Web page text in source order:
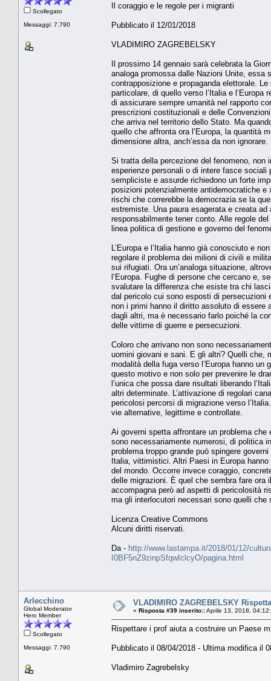
Scollegato
Messaggi: 7.790
Il coraggio e le regole per i migranti
Pubblicato il 12/01/2018
VLADIMIRO ZAGREBELSKY
Il prossimo 14 gennaio sarà celebrata la
analoga promossa dalle Nazioni Unite, essa
contrapposizione e propaganda elettorale.
particolare, di quello verso l’Italia e
di assicurare sempre umanità nel rapporto
prescrizioni costituzionali e delle
che arriva nel territorio dello Stato. Ma
quello che affronta ora l’Europa, la quantità
dimensione altra, anch’essa da non ignorare.
Si tratta della percezione del fenomeno, non
esperienze personali o di intere fasce sociali
sempliciste e assurde richiedono un forte
posizioni potenzialmente antidemocratiche
rischi che correrebbe la democrazia se la
estremiste. Una paura esagerata e creata
responsabilmente tener conto. Alle regole
linea politica di gestione e governo del
L’Europa e l’Italia hanno già conosciuto e
regolare il problema dei milioni di civili e
sui rifugiati. Ora un’analoga situazione,
l’Europa. Fughe di persone che cercano e,
svalutare la differenza che esiste tra chi
dal pericolo cui sono esposti di
non i primi hanno il diritto assoluto di
dagli altri, ma è necessario farlo poiché la
delle vittime di guerre e persecuzioni.
Coloro che arrivano non sono
uomini giovani e sani. E gli altri? Quelli che,
modalità della fuga verso l’Europa hanno
questo motivo e non solo per prevenire le
l’unica che possa dare risultati liberando
altri determinate. L’attivazione di regolari
pericolosi percorsi di migrazione verso
vie alternative, legittime e controllate.
Ai governi spetta affrontare un problema
sono necessariamente numerosi, di politica
problema troppo grande può spingere
Italia, vittimistici. Altri Paesi in Europa
del mondo. Occorre invece coraggio,
delle migrazioni. È quel che sembra fare
accompagna però ad aspetti di pericolosità
ma gli interlocutori necessari sono quelli
Licenza Creative Commons
Alcuni diritti riservati.
Da - http://www.lastampa.it/2018/01/12/
I0BF5nZ9zinpSfqwIclcyO/pagina.html
Arlecchino
Global Moderator
Hero Member
Scollegato
Messaggi: 7.790
VLADIMIRO ZAGREBELSKY
« Risposta #39 inserito::Aprile 13, 2018,
Rispettare i prof aiuta a costruire un Paese
Pubblicato il 08/04/2018 - Ultima modifica il
Vladimiro Zagrebelsky